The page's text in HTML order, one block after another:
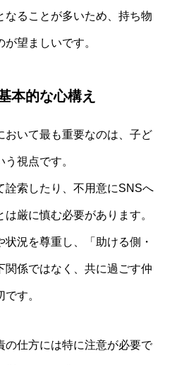
なることが多いため、持ち物
望ましいです。
本的な心構え
おいて最も重要なのは、子ど
視点です。
詮索したり、不用意にSNSへ
厳に慎む必要があります。
況を尊重し、「助ける側・
関係ではなく、共に過ごす仲
す。
の仕方には特に注意が必要で